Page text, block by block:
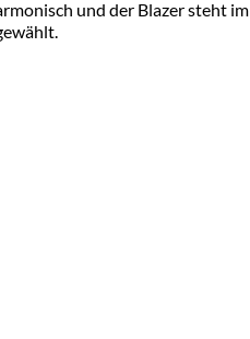
und der Blazer steht